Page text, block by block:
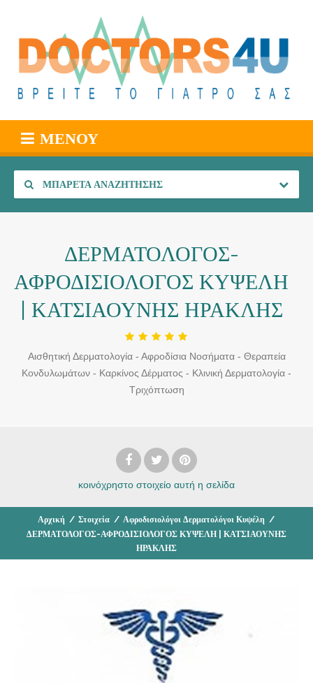
ΜΕΝΟΎ
ΜΠΑΡΈΤΑ ΑΝΑΖΉΤΗΣΗΣ
ΔΕΡΜΑΤΟΛΟΓΟΣ-
ΑΦΡΟΔΙΣΙΟΛΟΓΟΣ ΚΥΨΕΛΗ
| ΚΑΤΣΙΑΟΥΝΗΣ ΗΡΑΚΛΗΣ
Αισθητική Δερματολογία - Αφροδίσια Νοσήματα - Θεραπεία
Κονδυλωμάτων - Καρκίνος Δέρματος - Κλινική Δερματολογία -
Τριχόπτωση
κοινόχρηστο στοιχείο αυτή η σελίδα
Αρχική / Στοιχεία / Αφροδισιολόγοι Δερματολόγοι Κυψέλη /
ΔΕΡΜΑΤΟΛΟΓΟΣ-ΑΦΡΟΔΙΣΙΟΛΟΓΟΣ ΚΥΨΕΛΗ | ΚΑΤΣΙΑΟΥΝΗΣ
ΗΡΑΚΛΗΣ